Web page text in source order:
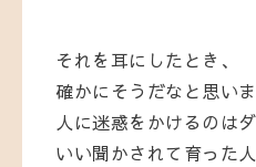
それを耳にしたとき、
確かにそうだなと思い
人に迷惑をかけるのは
いい聞かされて育った